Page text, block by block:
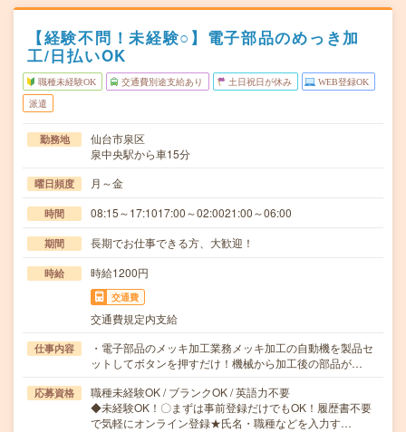
【経験不問！未経験○】電子部品のめっき加
工/日払いOK
職種未経験OK 交通費別途支給あり 土日祝日が休み WEB登録OK
派遣
勤務地
仙台市泉区
泉中央駅から車15分
曜日頻度 月～金
時間 08:15～17:1017:00～02:0021:00～06:00
期間 長期でお仕事できる方、大歓迎！
時給 時給1200円
交通費
交通費規定内支給
仕事内容
・電子部品のメッキ加工業務メッキ加工の自動機を製品セ
ットしてボタンを押すだけ！機械から加工後の部品が…
応募資格
職種未経験OK / ブランクOK / 英語力不要
◆未経験OK！〇まずは事前登録だけでもOK！履歴書不要
で気軽にオンライン登録★氏名・職種などを入力す…